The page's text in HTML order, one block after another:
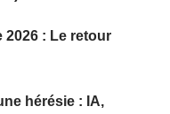
2026 : Le retour
hérésie : IA,